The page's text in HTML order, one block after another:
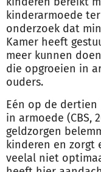
kinderarmoede
onderzoek dat
Kamer heeft
meer kunnen
die opgroeien in
ouders.
Eén op de
in armoede (CBS,
geldzorgen
kinderen en
veelal niet